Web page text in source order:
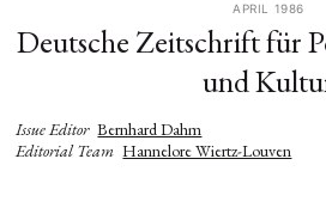
APRIL 1986
Deutsche Zeitschrift für
und
Issue Editor Bernhard Dahm
Editorial Team Hannelore Wiertz-Louven